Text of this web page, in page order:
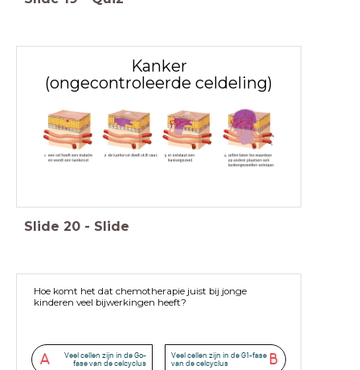
Kanker
(ongecontroleerde celdeling)
Slide 20 - Slide
Hoe komt het dat chemotherapie juist bij jonge
kinderen veel bijwerkingen heeft?
A
Veel cellen zijn in de Go-
fase van de celcyclus
B
Veel cellen zijn in de G1-fase
van de celcyclus